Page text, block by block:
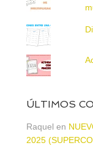
ÚLTIMOS
Raquel en
2025